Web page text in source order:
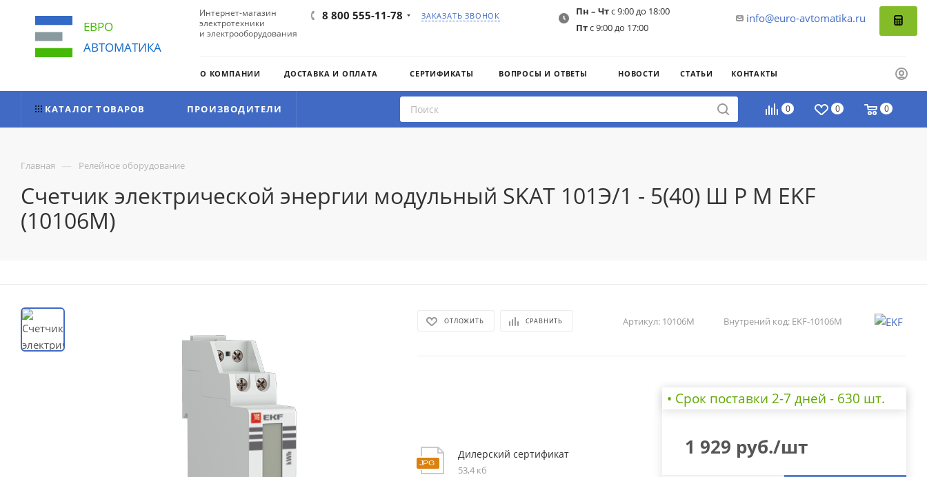
ЕВРО
АВТОМАТИКА
Интернет-магазин
электротехники
и электрооборудования
8 800 555-11-78 ЗАКАЗАТЬ ЗВОНОК info@euro-avtomatika.ru
Пн – Чтс 9:00 до 18:00
Птс 9:00 до 17:00
О КОМПАНИИ ДОСТАВКА И ОПЛАТА СЕРТИФИКАТЫ ВОПРОСЫ И ОТВЕТЫ НОВОСТИ СТАТЬИ КОНТАКТЫ
0 0 0
КАТАЛОГ ТОВАРОВ ПРОИЗВОДИТЕЛИ
Главная — Релейное оборудование
Счетчик электрической энергии модульный SKAT 101Э/1 - 5(40) Ш Р M EKF
(10106M)
ОТЛОЖИТЬ СРАВНИТЬ Артикул: 10106M Внутрений код: EKF-10106M
Дилерский сертификат
53,4 кб
• Cрок поставки 2-7 дней - 630 шт.
1 929 руб./шт